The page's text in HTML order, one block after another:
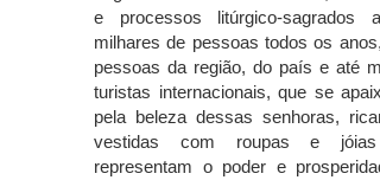
e processos litúrgico-sagrados
milhares de pessoas todos os anos,
pessoas da região, do país e até
turistas internacionais, que se
pela beleza dessas senhoras,
vestidas com roupas e jóias
representam o poder e